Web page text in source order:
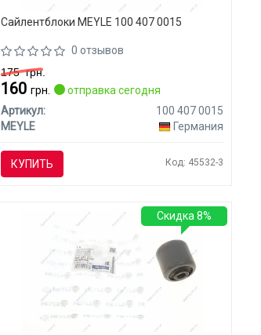
Сайлентблоки MEYLE 100 407 0015
0 отзывов
175грн.
160грн.
отправка сегодня
Артикул:
100 407 0015
MEYLE
Германия
КУПИТЬ Код: 45532-3
Скидка 8%